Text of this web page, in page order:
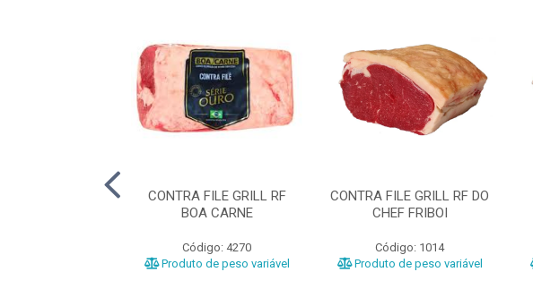
CONTRA FILE GRILL RF
BOA CARNE
Código: 4270
Produto de peso variável
CONTRA FILE GRILL RF DO
CHEF FRIBOI
Código: 1014
Produto de peso variável